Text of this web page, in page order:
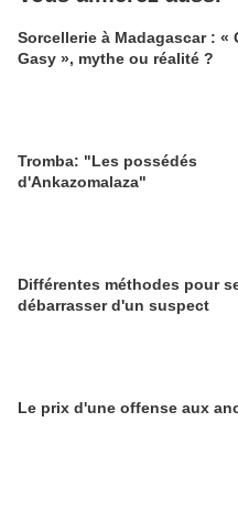
Sorcellerie à Madagascar : «
Gasy », mythe ou réalité ?
Tromba: "Les possédés
d'Ankazomalaza"
Différentes méthodes pour
débarrasser d'un suspect
Le prix d'une offense aux